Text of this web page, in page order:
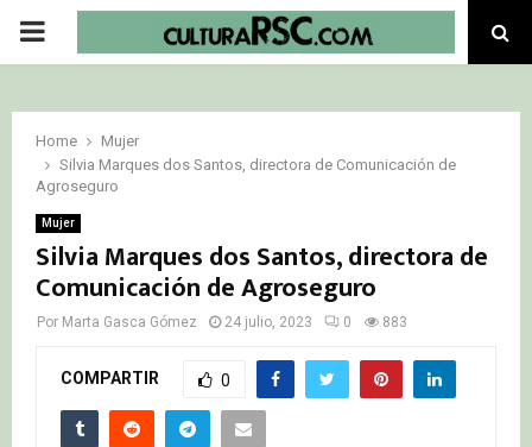
PRIMARY
Home
Mujer
Silvia Marques dos Santos, directora de Comunicación de
Agroseguro
Mujer
Silvia Marques dos Santos, directora de
Comunicación de Agroseguro
Por Marta Gasca Gómez 24 julio, 2023 0 883
COMPARTIR 0